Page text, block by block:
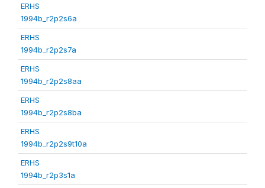
ERHS
1994b_r2p2s6a
ERHS
1994b_r2p2s7a
ERHS
1994b_r2p2s8aa
ERHS
1994b_r2p2s8ba
ERHS
1994b_r2p2s9t10a
ERHS
1994b_r2p3s1a